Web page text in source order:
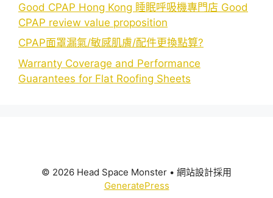
Good CPAP Hong Kong 睡眠呼吸機專門店 Good
CPAP review value proposition
CPAP面罩漏氣/敏感肌膚/配件更換點算?
Warranty Coverage and Performance
Guarantees for Flat Roofing Sheets
© 2026 Head Space Monster • 網站設計採用
GeneratePress